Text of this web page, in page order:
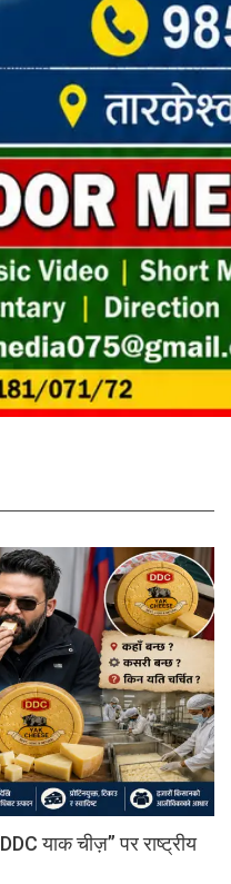
याक चीज़” पर राष्ट्रीय